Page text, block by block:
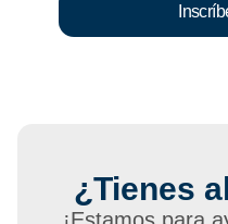
¿Tienes